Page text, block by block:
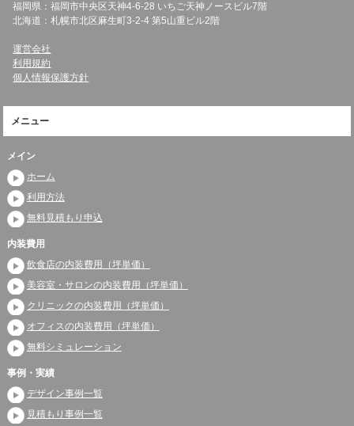
福岡県：福岡市中央区天神4-6-28 いちご天神ノースビル7階
北海道：札幌市北区麻生町3-2-4 第5山重ビル2階
運営会社
利用規約
個人情報保護方針
メニュー
メイン
ホーム
利用方法
無料見積もり申込
内装費用
飲食店の内装費用（坪単価）
美容室・サロンの内装費用（坪単価）
クリニックの内装費用（坪単価）
オフィスの内装費用（坪単価）
無料シミュレーション
事例・実績
デザイン事例一覧
見積もり事例一覧